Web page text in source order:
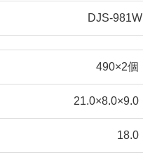
DJS-981W
490×2個
21.0×8.0×9.0
18.0